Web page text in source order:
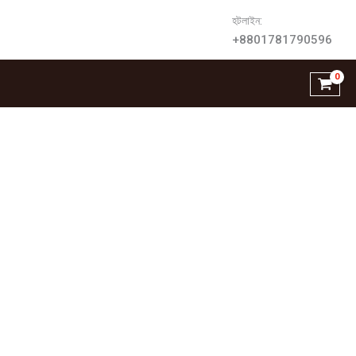
হটলাইন:
+8801781790596